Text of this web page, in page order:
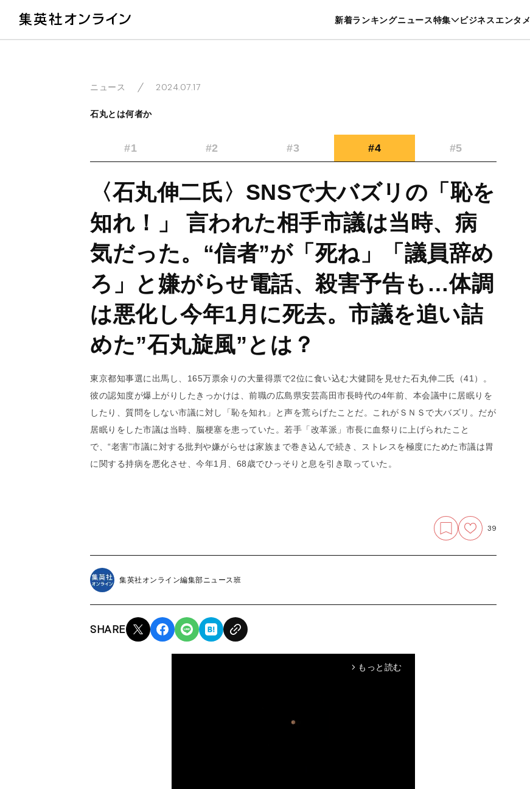
新着ランキングニュース特集 ビジネスエンタメ
暮らし スポーツ ヘルスケア 美容 グルメ
ニュース 2024.07.17
石丸とは何者か
#1 #2 #3 #4 #5
〈石丸伸二氏〉SNSで大バズリの「恥を
知れ！」 言われた相手市議は当時、病
気だった。“信者”が「死ね」「議員辞め
ろ」と嫌がらせ電話、殺害予告も…体調
は悪化し今年1月に死去。市議を追い詰
めた”石丸旋風”とは？
東京都知事選に出馬し、165万票余りの大量得票で2位に食い込む大健闘を見せた石丸伸二氏（41）。
彼の認知度が爆上がりしたきっかけは、前職の広島県安芸高田市長時代の4年前、本会議中に居眠りを
したり、質問をしない市議に対し「恥を知れ」と声を荒らげたことだ。これがＳＮＳで大バズリ。だが
居眠りをした市議は当時、脳梗塞を患っていた。若手「改革派」市長に血祭りに上げられたこと
で、“老害”市議に対する批判や嫌がらせは家族まで巻き込んで続き、ストレスを極度にためた市議は胃
に関する持病を悪化させ、今年1月、68歳でひっそりと息を引き取っていた。
39
集英社オンライン編集部ニュース班
SHARE
arrow_forward_ios もっと読む